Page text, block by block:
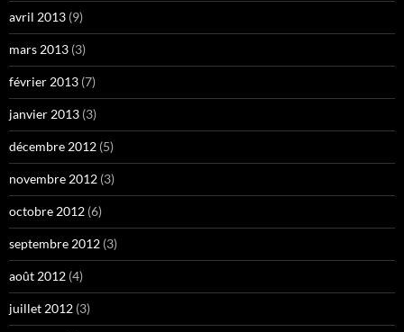
avril 2013 (9)
mars 2013 (3)
février 2013 (7)
janvier 2013 (3)
décembre 2012 (5)
novembre 2012 (3)
octobre 2012 (6)
septembre 2012 (3)
août 2012 (4)
juillet 2012 (3)